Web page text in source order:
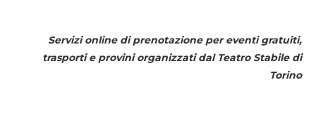
Servizi online di prenotazione per eventi gratuiti,
trasporti e provini organizzati dal Teatro Stabile di
Torino